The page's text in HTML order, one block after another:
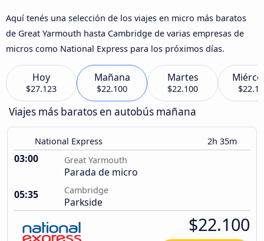
Aquí tenés una selección de los viajes en micro más baratos
de Great Yarmouth hasta Cambridge de varias empresas de
micros como National Express para los próximos días.
Hoy
$27.123
Mañana
$22.100
Martes
$22.100
Viajes más baratos en autobús mañana
National Express 2h 35m
03:00 Great Yarmouth
Parada de micro
05:35
Cambridge
Parkside
$22.100